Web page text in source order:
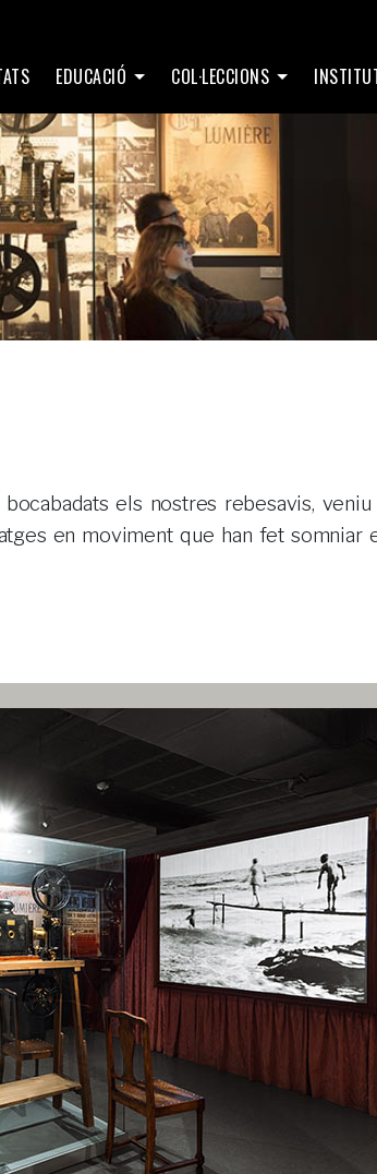
EDUCACIÓ COL·LECCIONS
en moviment que han fet